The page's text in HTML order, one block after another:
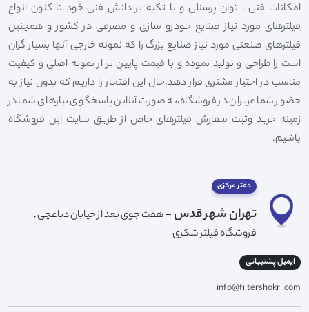
امکانات فنی ، توان پرسنلی و با تکیه بر دانش فنی خود تا کنون انواع
فیلترهای مورد نیاز صنایع خودرو سازی و مصرفی در کشور و همچنین
فیلترهای صنعتی مورد نیاز صنایع بزرگ را که نمونه خارجی آنها بسیار گران
است را طراحی و تولید نموده و با قیمت پایین تر از نمونه اصلی و کیفیت
مناسب در اختیار مشتری قرار دهد.حال این افتخار را داریم که بدون نیاز به
حضور شما عزیزان در فروشگاه،به صورت آنلاین پاسخگوی نیازهای شما در
زمینه خرید وثبت سفارش فیلترهای خاص از طریق سایت این فروشگاه
باشیم.
دفتر مرکزی
تهران شهر قدس -هفت جوی بعد از خیابان دباغچی ,
فروشگاه فیلتر شکری
ایمیل پشتیبانی
info@filtershokri.com